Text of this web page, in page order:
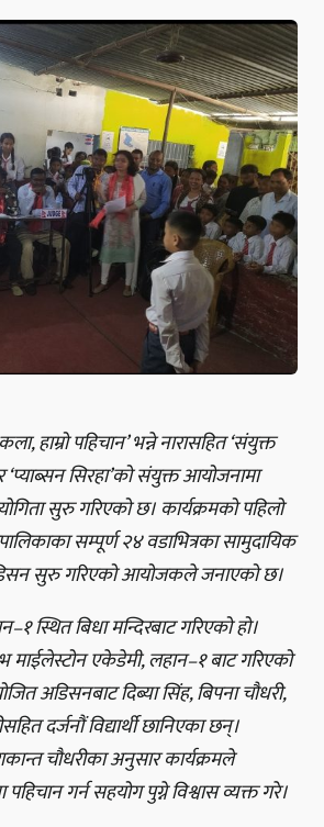
कला, हाम्रो पहिचान’ भन्ने नारासहित ‘संयुक्त
सिरहा’को संयुक्त आयोजनामा
सुरु गरिएको छ। कार्यक्रमको पहिलो
सम्पूर्ण २४ वडाभित्रका सामुदायिक
सुरु गरिएको आयोजकले जनाएको छ।
स्थित बिधा मन्दिरबाट गरिएको हो।
माईलेस्टोन एकेडेमी, लहान–१ बाट गरिएको
अडिसनबाट दिब्या सिंह, बिपना चौधरी,
दर्जनौं विद्यार्थी छानिएका छन्।
चौधरीका अनुसार कार्यक्रमले
पहिचान गर्न सहयोग पुग्ने विश्वास व्यक्त गरे।